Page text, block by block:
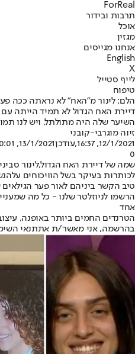
ForReal
תרבות ובידור
אוכל
מגזין
אנחנו מגייסים
English
X
לייף סטייל
טיפוח
הלם: לינור מ"האח" לא נראתה ככה
דיירת האח הגדול לא תמיד הייתה
השיער שלה היה מתולתל, ויש לנו
זיוה מוגרבי-קובני
12/1/2021, 16:37
,עודכן13/1/2021, 10:01
0
שמה של דיירת האח הגדול,לינור
לכותרות בעיקר בשל הוויכוחים על
טיב הקשר ביניהם לאור פער הגילאים שיש
הרשמו לניוזלטר שלנו - כל מה
אחד
הטרנדים החמים ביותר באופנה,
בהרשמה, אני מאשר/ת אתתנאי